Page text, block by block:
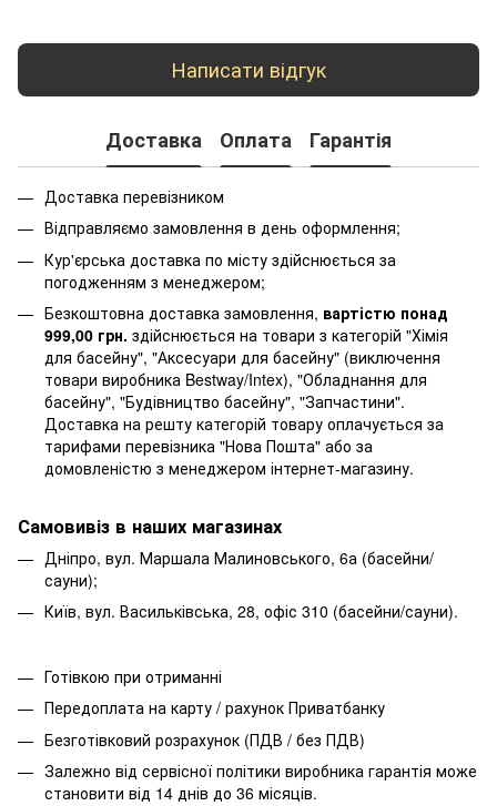
Написати відгук
Доставка Оплата Гарантія
Доставка перевізником
Відправляємо замовлення в день оформлення;
Кур'єрська доставка по місту здійснюється за
погодженням з менеджером;
Безкоштовна доставка замовлення, вартістю понад
999,00 грн. здійснюється на товари з категорій "Хімія
для басейну", "Аксесуари для басейну" (виключення
товари виробника Bestway/Intex), "Обладнання для
басейну", "Будівництво басейну", "Запчастини".
Доставка на решту категорій товару оплачується за
тарифами перевізника "Нова Пошта" або за
домовленістю з менеджером інтернет-магазину.
Самовивіз в наших магазинах
Дніпро, вул. Маршала Малиновського, 6а (басейни/
сауни);
Київ, вул. Васильківська, 28, офіс 310 (басейни/сауни).
Готівкою при отриманні
Передоплата на карту / рахунок Приватбанку
Безготівковий розрахунок (ПДВ / без ПДВ)
Залежно від сервісної політики виробника гарантія може
становити від 14 днів до 36 місяців.